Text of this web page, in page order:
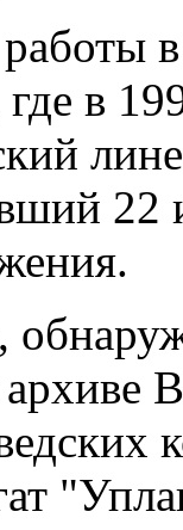
где в
22